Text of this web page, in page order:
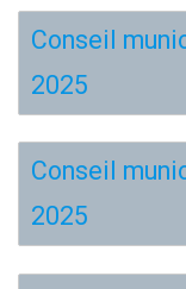
Conseil
2025
Conseil
2025